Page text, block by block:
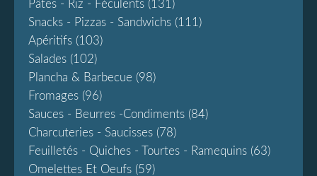
Pâtes - Riz - Féculents (131)
Snacks - Pizzas - Sandwichs (111)
Apéritifs (103)
Salades (102)
Plancha & Barbecue (98)
Fromages (96)
Sauces - Beurres -condiments (84)
Charcuteries - Saucisses (78)
Feuilletés - Quiches - Tourtes - Ramequins (63)
Omelettes Et Oeufs (59)